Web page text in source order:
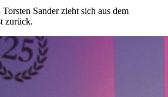
Sander zieht sich aus dem
zurück.